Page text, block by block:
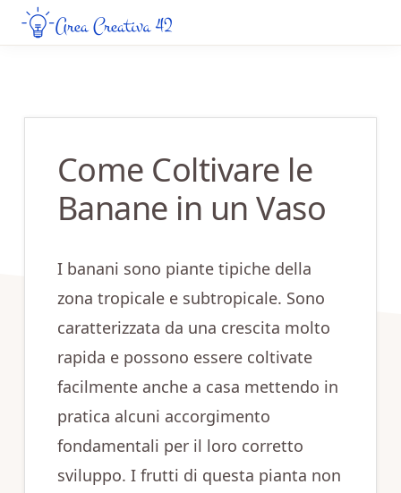
Skip
to
Skip
to
Come Coltivare le
Banane in un Vaso
I banani sono piante tipiche della
zona tropicale e subtropicale. Sono
caratterizzata da una crescita molto
rapida e possono essere coltivate
facilmente anche a casa mettendo in
pratica alcuni accorgimento
fondamentali per il loro corretto
sviluppo. I frutti di questa pianta non